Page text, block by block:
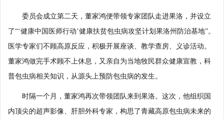
委员会成立第二天，董家鸿便带领专家团队走进果洛，并设立
了“‘健康中国医师行动’健康扶贫包虫病攻坚计划果洛州防治基地”。
医学专家们不顾高原反应，积极开展座谈、教学查房、义诊活动。
董家鸿做完手术顾不上休息，又亲自为当地牧民群众健康宣教，科
普包虫病相关知识，从源头上预防包虫病的发生。
时隔一个月，董家鸿再次带领团队来到果洛。这次，他组织国
内顶尖的超声影像、肝胆外科专家，构思了青藏高原包虫病未来的